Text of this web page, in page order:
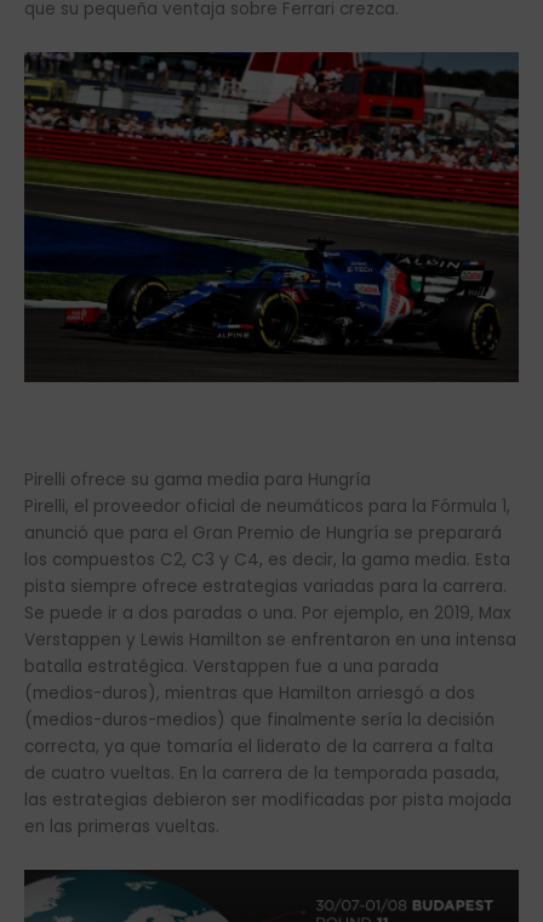
que su pequeña ventaja sobre Ferrari crezca.
Pirelli ofrece su gama media para Hungría
Pirelli, el proveedor oficial de neumáticos para la Fórmula 1,
anunció que para el Gran Premio de Hungría se preparará
los compuestos C2, C3 y C4, es decir, la gama media. Esta
pista siempre ofrece estrategias variadas para la carrera.
Se puede ir a dos paradas o una. Por ejemplo, en 2019, Max
Verstappen y Lewis Hamilton se enfrentaron en una intensa
batalla estratégica. Verstappen fue a una parada
(medios-duros), mientras que Hamilton arriesgó a dos
(medios-duros-medios) que finalmente sería la decisión
correcta, ya que tomaría el liderato de la carrera a falta
de cuatro vueltas. En la carrera de la temporada pasada,
las estrategias debieron ser modificadas por pista mojada
en las primeras vueltas.